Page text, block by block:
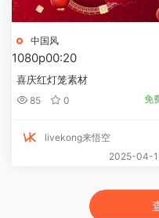
中国风
1080p00:20
喜庆红灯笼素材
85 0 免
livekong来悟空
2025-04-